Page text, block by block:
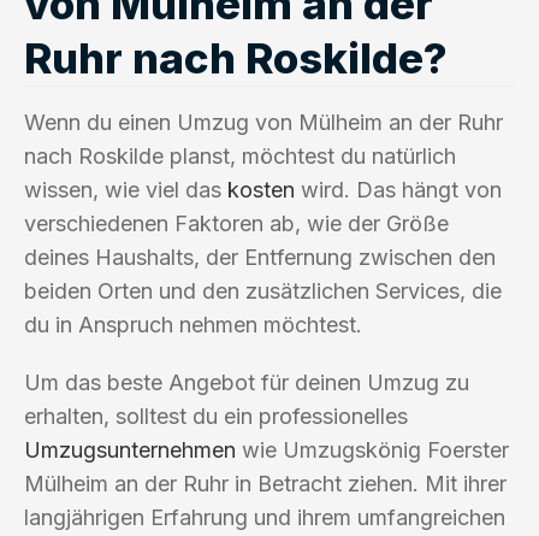
Ruhr nach Roskilde?
Wenn du einen Umzug von Mülheim an der Ruhr
nach Roskilde planst, möchtest du natürlich
wissen, wie viel das kosten wird. Das hängt von
verschiedenen Faktoren ab, wie der Größe
deines Haushalts, der Entfernung zwischen den
beiden Orten und den zusätzlichen Services, die
du in Anspruch nehmen möchtest.
Um das beste Angebot für deinen Umzug zu
erhalten, solltest du ein professionelles
Umzugsunternehmen wie Umzugskönig Foerster
Mülheim an der Ruhr in Betracht ziehen. Mit ihrer
langjährigen Erfahrung und ihrem umfangreichen